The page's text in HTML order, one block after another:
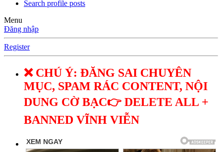
Search profile posts
Menu
Đăng nhập
Register
❌ CHÚ Ý: ĐĂNG SAI CHUYÊN
MỤC, SPAM RÁC CONTENT, NỘI
DUNG CỜ BẠC👉 DELETE ALL +
BANNED VĨNH VIỄN